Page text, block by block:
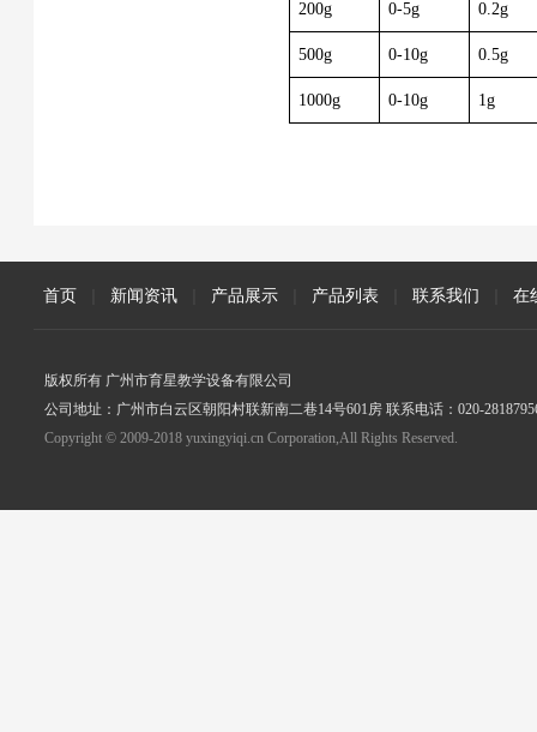
200g 0-5g 0.2g
500g 0-10g 0.5g
1000g 0-10g 1g
首页 新闻资讯 产品展示 产品列表 联系我们 在
版权所有 广州市育星教学设备有限公司
公司地址：广州市白云区朝阳村联新南二巷14号601房 联系电话：020-
Copyright © 2009-2018 yuxingyiqi.cn Corporation,All Rights Reserved.